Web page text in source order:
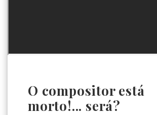
O compositor está
morto!... será?